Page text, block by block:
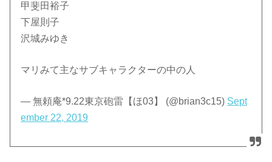
甲斐田裕子
下屋則子
沢城みゆき
マリみて主なサブキャラクターの中の人
— 無頼庵*9.22東京砲雷【ほ03】 (@brian3c15) Sept
ember 22, 2019